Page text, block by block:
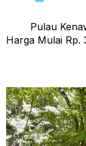
Pulau
Harga Mulai Rp.